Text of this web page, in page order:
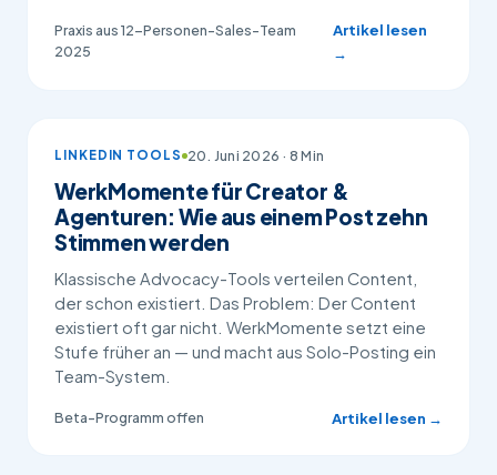
Praxis aus 12-Personen-Sales-Team
2025
Artikel lesen
→
LINKEDIN TOOLS 20. Juni 2026 · 8 Min
WerkMomente für Creator &
Agenturen: Wie aus einem Post zehn
Stimmen werden
Klassische Advocacy-Tools verteilen Content,
der schon existiert. Das Problem: Der Content
existiert oft gar nicht. WerkMomente setzt eine
Stufe früher an — und macht aus Solo-Posting ein
Team-System.
Beta-Programm offen Artikel lesen →